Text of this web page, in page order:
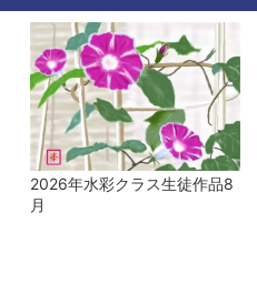
2026年水彩クラス生徒作品8
月